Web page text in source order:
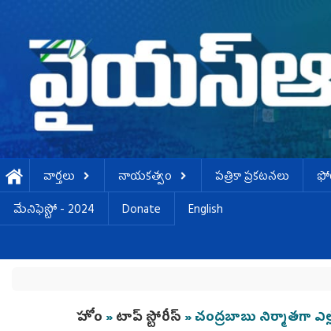
వార్తలు నాయకత్వం పత్రికా ప్రకటనలు
మేనిఫెస్టో - 2024
Donate English
You are here
హోం »టాప్ స్టోరీస్ » చంద్రబాబు నిర్మాతగా